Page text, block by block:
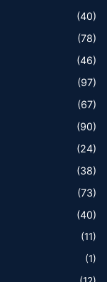
(40)
(78)
(46)
(97)
(67)
(90)
(24)
(38)
(73)
(40)
(11)
(1)